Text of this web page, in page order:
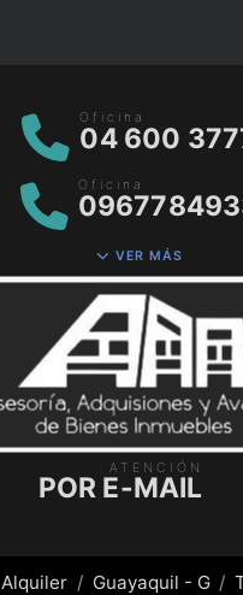
Oficina
04 600
Oficina
VER MÁS
ATENCIÓN
POR E-MAIL
Alquiler Guayaquil - G